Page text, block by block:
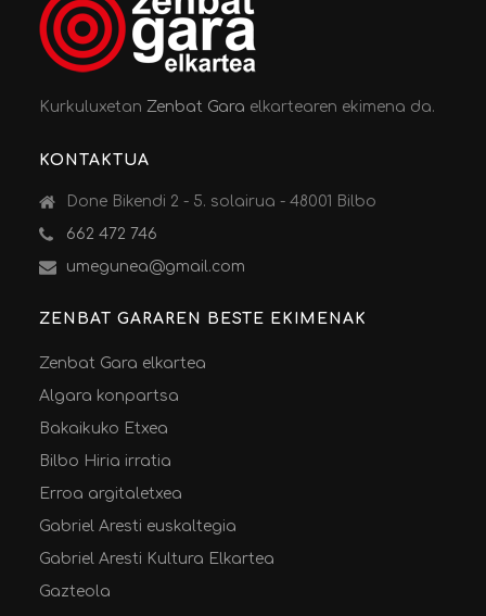
KurkuluxetanZenbat Gara elkartearen ekimena da.
KONTAKTUA
Done Bikendi 2 - 5. solairua - 48001 Bilbo
662 472 746
umegunea@gmail.com
ZENBAT GARAREN BESTE EKIMENAK
Zenbat Gara elkartea
Algara konpartsa
Bakaikuko Etxea
Bilbo Hiria irratia
Erroa argitaletxea
Gabriel Aresti euskaltegia
Gabriel Aresti Kultura Elkartea
Gazteola